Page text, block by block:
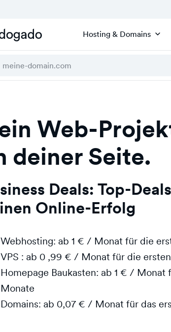
Hosting & Domains
Web-
deiner Seite.
Deals: Top-
Online-Erfolg
Webhosting: ab 1 € / Monat für die
VPS : ab 0 ,99 € / Monat für die
Homepage Baukasten: ab 1 € / Monat
Monate
Domains: ab 0,07 € / Monat für das